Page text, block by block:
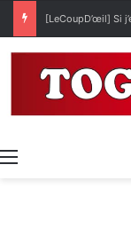
[LeCoupD’œil] Si
Menu